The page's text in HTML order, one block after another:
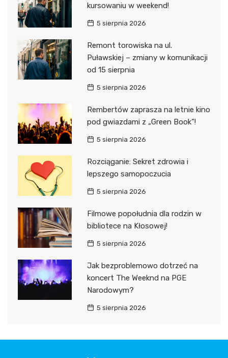
kursowaniu w weekend!
5 sierpnia 2026
Remont torowiska na ul.
Puławskiej – zmiany w komunikacji
od 15 sierpnia
5 sierpnia 2026
Rembertów zaprasza na letnie kino
pod gwiazdami z „Green Book”!
5 sierpnia 2026
Rozciąganie: Sekret zdrowia i
lepszego samopoczucia
5 sierpnia 2026
Filmowe popołudnia dla rodzin w
bibliotece na Kłosowej!
5 sierpnia 2026
Jak bezproblemowo dotrzeć na
koncert The Weeknd na PGE
Narodowym?
5 sierpnia 2026